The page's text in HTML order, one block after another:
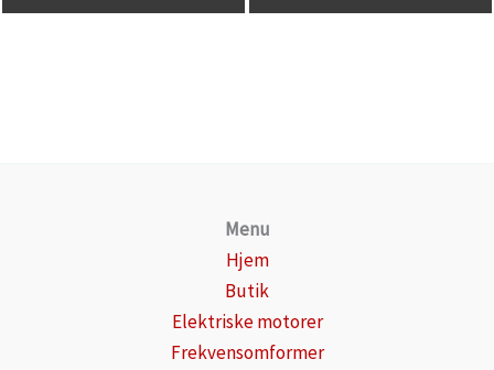
Menu
Hjem
Butik
Elektriske motorer
Frekvensomformer